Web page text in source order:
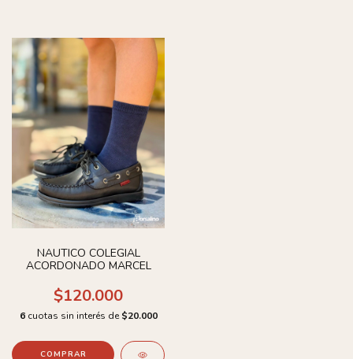
NAUTICO COLEGIAL
ACORDONADO MARCEL
$120.000
6 cuotas sin interés de $20.000
COMPRAR